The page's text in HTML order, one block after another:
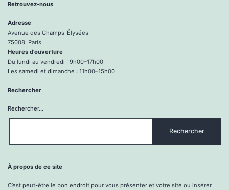
Retrouvez-nous
Adresse
Avenue des Champs-Élysées
75008, Paris
Heures d’ouverture
Du lundi au vendredi : 9h00–17h00
Les samedi et dimanche : 11h00–15h00
Rechercher
Rechercher…
À propos de ce site
C’est peut-être le bon endroit pour vous présenter et votre site ou insérer